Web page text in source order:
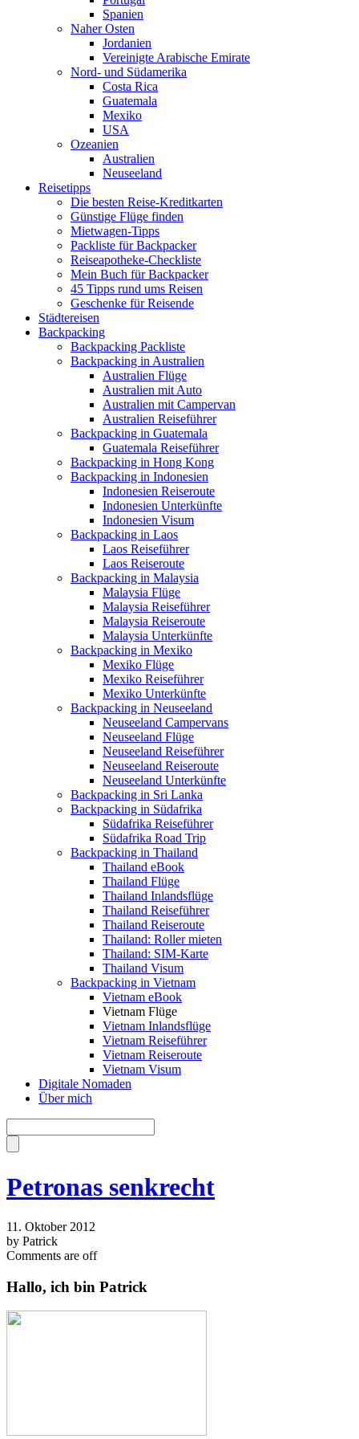
Spanien
Naher Osten
Jordanien
Vereinigte Arabische Emirate
Nord- und Südamerika
Costa Rica
Guatemala
Mexiko
USA
Ozeanien
Australien
Neuseeland
Reisetipps
Die besten Reise-Kreditkarten
Günstige Flüge finden
Mietwagen-Tipps
Packliste für Backpacker
Reiseapotheke-Checkliste
Mein Buch für Backpacker
45 Tipps rund ums Reisen
Geschenke für Reisende
Städtereisen
Backpacking
Backpacking Packliste
Backpacking in Australien
Australien Flüge
Australien mit Auto
Australien mit Campervan
Australien Reiseführer
Backpacking in Guatemala
Guatemala Reiseführer
Backpacking in Hong Kong
Backpacking in Indonesien
Indonesien Reiseroute
Indonesien Unterkünfte
Indonesien Visum
Backpacking in Laos
Laos Reiseführer
Laos Reiseroute
Backpacking in Malaysia
Malaysia Flüge
Malaysia Reiseführer
Malaysia Reiseroute
Malaysia Unterkünfte
Backpacking in Mexiko
Mexiko Flüge
Mexiko Reiseführer
Mexiko Unterkünfte
Backpacking in Neuseeland
Neuseeland Campervans
Neuseeland Flüge
Neuseeland Reiseführer
Neuseeland Reiseroute
Neuseeland Unterkünfte
Backpacking in Sri Lanka
Backpacking in Südafrika
Südafrika Reiseführer
Südafrika Road Trip
Backpacking in Thailand
Thailand eBook
Thailand Flüge
Thailand Inlandsflüge
Thailand Reiseführer
Thailand Reiseroute
Thailand: Roller mieten
Thailand: SIM-Karte
Thailand Visum
Backpacking in Vietnam
Vietnam eBook
Vietnam Flüge
Vietnam Inlandsflüge
Vietnam Reiseführer
Vietnam Reiseroute
Vietnam Visum
Digitale Nomaden
Über mich
Petronas senkrecht
11. Oktober 2012
by Patrick
Comments are off
Hallo, ich bin Patrick